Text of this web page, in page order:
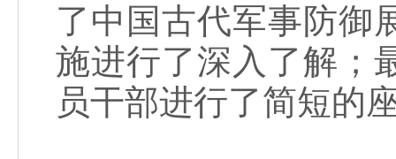
了中国古代军事防御
施进行了深入了解；
员干部进行了简短的